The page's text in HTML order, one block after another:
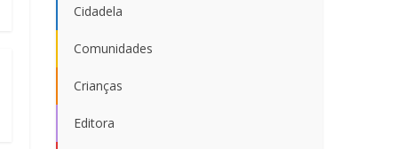
Cidadela
Comunidades
Crianças
Editora